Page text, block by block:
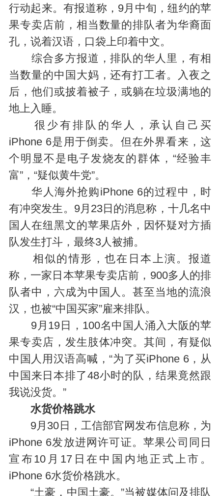
行动起来。有报道称，9月中旬，纽约的苹
果专卖店前，相当数量的排队者为华裔面
孔，说着汉语，口袋上印着中文。
综合多方报道，排队的华人里，有相
当数量的中国大妈，还有打工者。入夜之
后，他们或披着被子，或躺在垃圾满地的
地上入睡。
很少有排队的华人，承认自己买
iPhone 6是用于倒卖。但在外界看来，这
个明显不是电子发烧友的群体，“经验丰
富”，“疑似黄牛党”。
华人海外抢购iPhone 6的过程中，时
有冲突发生。9月23日的消息称，十几名中
国人在纽黑文的苹果店外，因怀疑对方插
队发生打斗，最终3人被捕。
相似的情形，也在日本上演。报道
称，一家日本苹果专卖店前，900多人的排
队者中，六成为中国人。甚至当地的流浪
汉，也被“中国买家”雇来排队。
9月19日，100名中国人涌入大阪的苹
果专卖店，发生肢体冲突。其间，有疑似
中国人用汉语高喊，“为了买iPhone 6，从
中国来日本排了48小时的队，结果竟然跟
我说没货。”
水货价格跳水
9月30日，工信部官网发布信息称，为
iPhone 6发放进网许可证。苹果公司同日
宣布10月17日在中国内地正式上市。
iPhone 6水货价格跳水。
“土豪，中国土豪。”当被媒体问及排队